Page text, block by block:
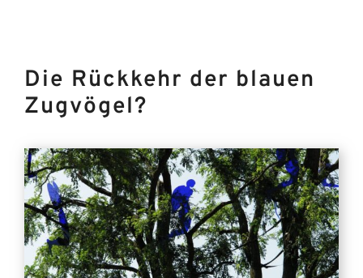
Die Rückkehr der blauen
Zugvögel?